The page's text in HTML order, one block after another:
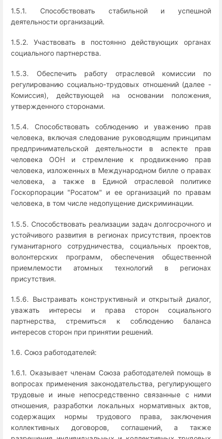
1.5.1. Способствовать стабильной и успешной
деятельности организаций.
1.5.2. Участвовать в постоянно действующих органах
социального партнерства.
1.5.3. Обеспечить работу отраслевой комиссии по
регулированию социально-трудовых отношений (далее -
Комиссия), действующей на основании положения,
утвержденного сторонами.
1.5.4. Способствовать соблюдению и уважению прав
человека, включая следование руководящим принципам
предпринимательской деятельности в аспекте прав
человека ООН и стремление к продвижению прав
человека, изложенных в Международном билле о правах
человека, а также в Единой отраслевой политике
Госкорпорации "Росатом" и ее организаций по правам
человека, в том числе недопущение дискриминации.
1.5.5. Способствовать реализации задач долгосрочного и
устойчивого развития в регионах присутствия, проектов
гуманитарного сотрудничества, социальных проектов,
волонтерских программ, обеспечения общественной
приемлемости атомных технологий в регионах
присутствия.
1.5.6. Выстраивать конструктивный и открытый диалог,
уважать интересы и права сторон социального
партнерства, стремиться к соблюдению баланса
интересов сторон при принятии решений.
1.6. Союз работодателей:
1.6.1. Оказывает членам Союза работодателей помощь в
вопросах применения законодательства, регулирующего
трудовые и иные непосредственно связанные с ними
отношения, разработки локальных нормативных актов,
содержащих нормы трудового права, заключения
коллективных договоров, соглашений, а также